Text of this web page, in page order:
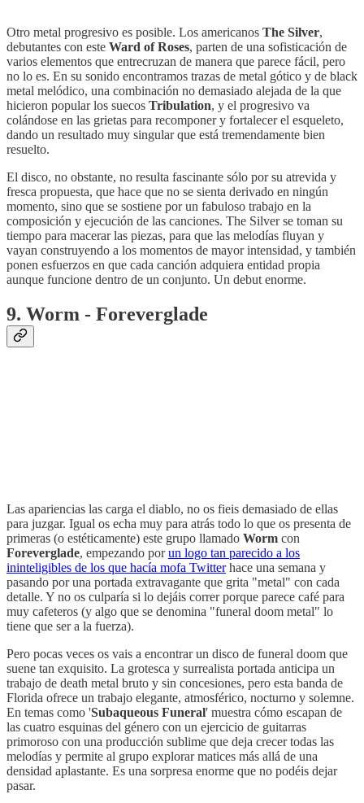
Otro metal progresivo es posible. Los americanos The Silver,
debutantes con este Ward of Roses, parten de una sofisticación de
varios elementos que entrecruzan de manera que parece fácil, pero
no lo es. En su sonido encontramos trazas de metal gótico y de black
metal melódico, una combinación no demasiado alejada de la que
hicieron popular los suecos Tribulation, y el progresivo va
colándose en las grietas para recomponer y fortalecer el esqueleto,
dando un resultado muy singular que está tremendamente bien
resuelto.
El disco, no obstante, no resulta fascinante sólo por su atrevida y
fresca propuesta, que hace que no se sienta derivado en ningún
momento, sino que se sostiene por un fabuloso trabajo en la
composición y ejecución de las canciones. The Silver se toman su
tiempo para macerar las piezas, para que las melodías fluyan y
vayan construyendo a los momentos de mayor intensidad, y también
ponen esfuerzos en que cada canción adquiera entidad propia
aunque funcione dentro de un conjunto. Un debut enorme.
9. Worm - Foreverglade
Las apariencias las carga el diablo, no os fieis demasiado de ellas
para juzgar. Igual os echa muy para atrás todo lo que os presenta de
primeras (o estéticamente) este grupo llamado Worm con
Foreverglade, empezando porun logo tan parecido a los
ininteligibles de los que hacía mofa Twitterhace una semana y
pasando por una portada extravagante que grita "metal" con cada
detalle. Y no os culparía si lo dejáis correr porque parece café para
muy cafeteros (y algo que se denomina "funeral doom metal" lo
tiene que ser a la fuerza).
Pero pocas veces os vais a encontrar un disco de funeral doom que
suene tan exquisito. La grotesca y surrealista portada anticipa un
trabajo de death metal bruto y sin concesiones, pero esta banda de
Florida ofrece un trabajo elegante, atmosférico, nocturno y solemne.
En temas como 'Subaqueous Funeral' muestra cómo escapan de
las cuatro esquinas del género con un ejercicio de guitarras
primoroso con una producción sublime que deja crecer todas las
melodías y permite al grupo explorar matices más allá de una
densidad aplastante. Es una sorpresa enorme que no podéis dejar
pasar.